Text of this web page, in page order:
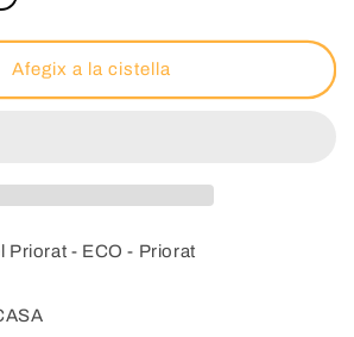
Afegix a la cistella
- ECO - Priorat